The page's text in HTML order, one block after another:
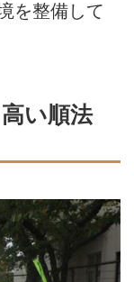
を整備して
い順法